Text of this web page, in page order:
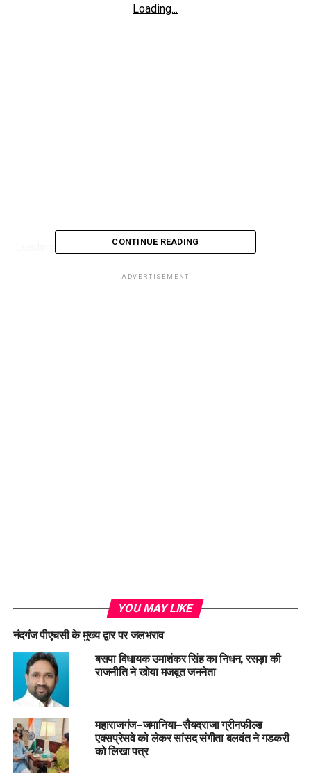
Loading...
CONTINUE READING
ADVERTISEMENT
YOU MAY LIKE
नंदगंज पीएचसी के मुख्य द्वार पर जलभराव
बसपा विधायक उमाशंकर सिंह का निधन, रसड़ा की
राजनीति ने खोया मजबूत जननेता
महाराजगंज–जमानिया–सैयदराजा ग्रीनफील्ड
एक्सप्रेसवे को लेकर सांसद संगीता बलवंत ने गडकरी
को लिखा पत्र